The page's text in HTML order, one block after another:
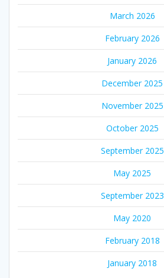
March 2026
February 2026
January 2026
December 2025
November 2025
October 2025
September 2025
May 2025
September 2023
May 2020
February 2018
January 2018